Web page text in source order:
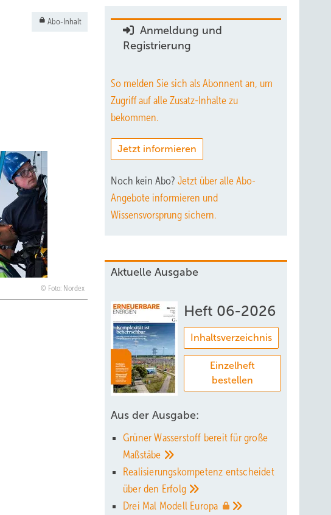
Abo-Inhalt
Foto: Nordex
Anmeldung und
Registrierung
So melden Sie sich als Abonnent an, um
Zugriff auf alle Zusatz-Inhalte zu
bekommen.
Jetzt informieren
Noch kein Abo? Jetzt über alle Abo-
Angebote informieren und
Wissensvorsprung sichern.
Aktuelle Ausgabe
Heft 06-2026
Inhaltsverzeichnis
Einzelheft
bestellen
Aus der Ausgabe:
Grüner Wasserstoff bereit für große
Maßstäbe
Realisierungskompetenz entscheidet
über den Erfolg
Drei Mal Modell Europa